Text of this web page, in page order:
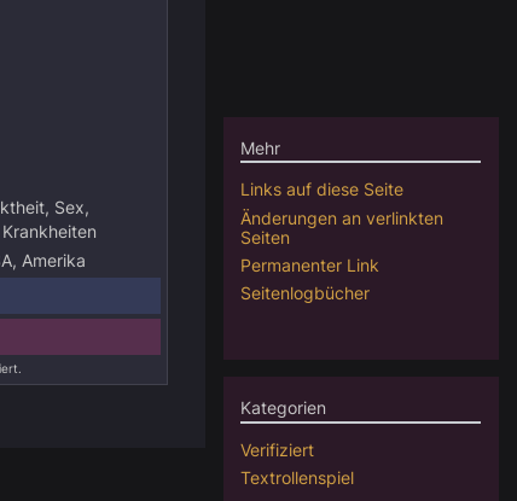
Sex,
Amerika
Mehr
Links auf diese Seite
Änderungen an verlinkten
Seiten
Permanenter Link
Seitenlogbücher
Kategorien
Verifiziert
Textrollenspiel